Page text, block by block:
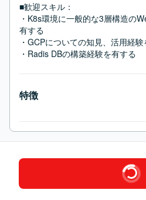
■歓迎スキル：
・K8s環境に一般的な3層構造の
有する
・GCPについての知見、活用経
・Radis DBの構築経験を有する
特徴